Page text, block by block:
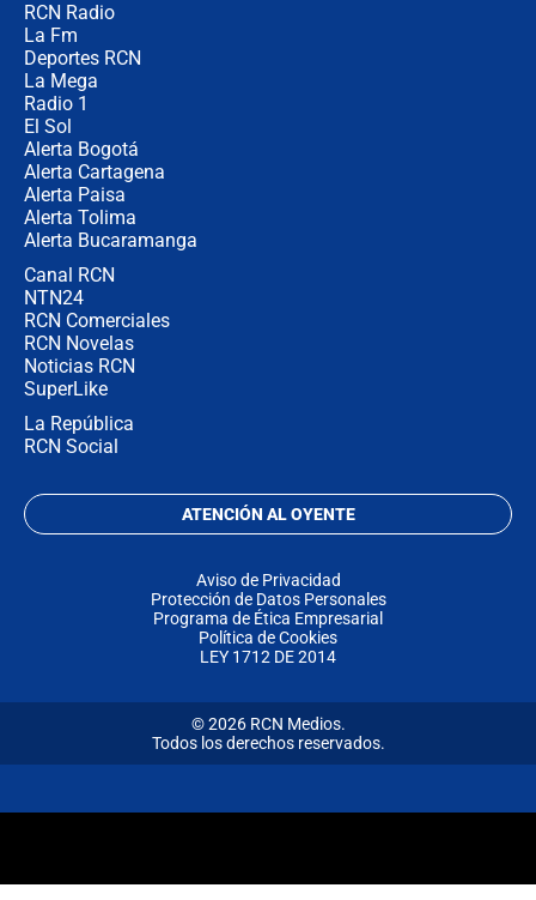
RCN Radio
La Fm
Deportes RCN
La Mega
Radio 1
El Sol
Alerta Bogotá
Alerta Cartagena
Alerta Paisa
Alerta Tolima
Alerta Bucaramanga
Canal RCN
NTN24
RCN Comerciales
RCN Novelas
Noticias RCN
SuperLike
La República
RCN Social
ATENCIÓN AL OYENTE
Aviso de Privacidad
Protección de Datos Personales
Programa de Ética Empresarial
Política de Cookies
LEY 1712 DE 2014
© 2026 RCN Medios.
Todos los derechos reservados.